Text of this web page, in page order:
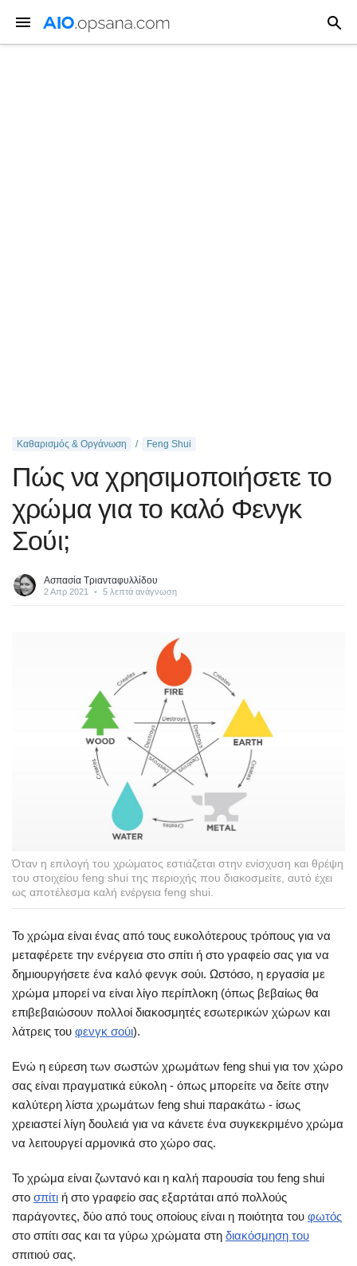
Καθαρισμός & Οργάνωση Feng Shui
Πώς να χρησιμοποιήσετε το
χρώμα για το καλό Φενγκ
Σούι;
Ασπασία Τριανταφυλλίδου
2 Απρ 2021 • 5 λεπτά ανάγνωση
Όταν η επιλογή του χρώματος εστιάζεται στην ενίσχυση και θρέψη
του στοιχείου feng shui της περιοχής που διακοσμείτε, αυτό έχει
ως αποτέλεσμα καλή ενέργεια feng shui.
Το χρώμα είναι ένας από τους ευκολότερους τρόπους για να
μεταφέρετε την ενέργεια στο σπίτι ή στο γραφείο σας για να
δημιουργήσετε ένα καλό φενγκ σούι. Ωστόσο, η εργασία με
χρώμα μπορεί να είναι λίγο περίπλοκη (όπως βεβαίως θα
επιβεβαιώσουν πολλοί διακοσμητές εσωτερικών χώρων και
λάτρεις του φενγκ σούι).
Ενώ η εύρεση των σωστών χρωμάτων feng shui για τον χώρο
σας είναι πραγματικά εύκολη - όπως μπορείτε να δείτε στην
καλύτερη λίστα χρωμάτων feng shui παρακάτω - ίσως
χρειαστεί λίγη δουλειά για να κάνετε ένα συγκεκριμένο χρώμα
να λειτουργεί αρμονικά στο χώρο σας.
Το χρώμα είναι ζωντανό και η καλή παρουσία του feng shui
στο σπίτι ή στο γραφείο σας εξαρτάται από πολλούς
παράγοντες, δύο από τους οποίους είναι η ποιότητα του φωτός
στο σπίτι σας και τα γύρω χρώματα στη διακόσμηση του
σπιτιού σας.